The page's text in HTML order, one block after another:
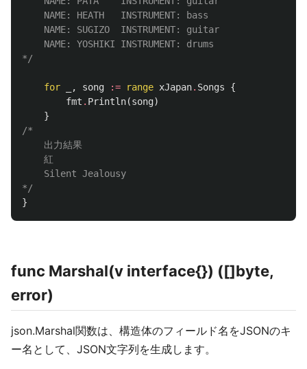
*/
for , song := range xJapan. Songs
{
fmt . Println(song)
}
/*
    出力結果
    紅
    Silent Jealousy
*/
}
func Marshal(v interface{}) ([]byte,
error)
json.Marshal関数は、構造体のフィールド名をJSONのキ
ー名として、JSON文字列を生成します。